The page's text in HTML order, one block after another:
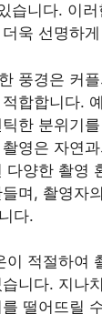
습니다. 이
욱 선명하
풍경은 커
합합니다.
한 분위기
영은 자연
다양한 촬영
며, 촬영자
다.
이 적절하여
니다. 지나
떨어뜨릴